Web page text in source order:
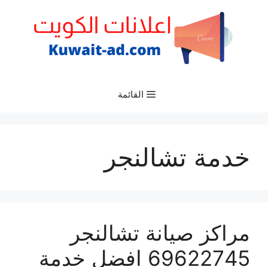
القائمة
خدمة تشالنجر
مراكز صيانة تشالنجر
69622745 افضل خدمة